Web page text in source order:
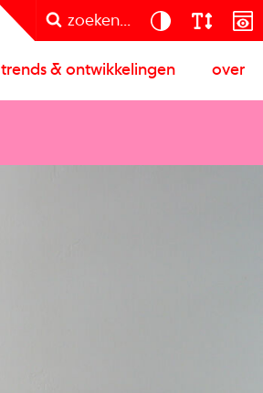
zoeken...
trends & ontwikkelingen over